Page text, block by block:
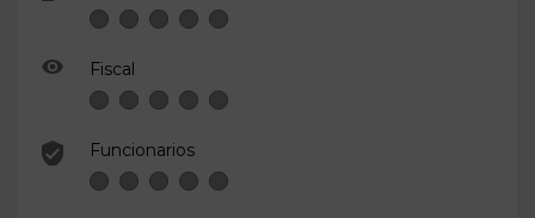
Fiscal
Funcionarios